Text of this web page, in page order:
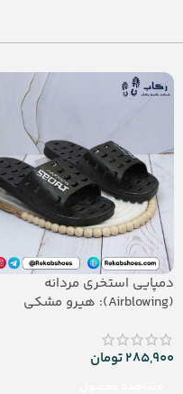
دمپایی استخری مردانه
(Airblowing): هیرو مشکی
285,900تومان